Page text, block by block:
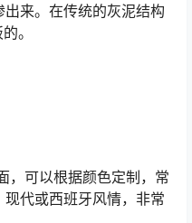
来。在传统的灰泥结构
。
，可以根据颜色定制，常
代或西班牙风情，非常